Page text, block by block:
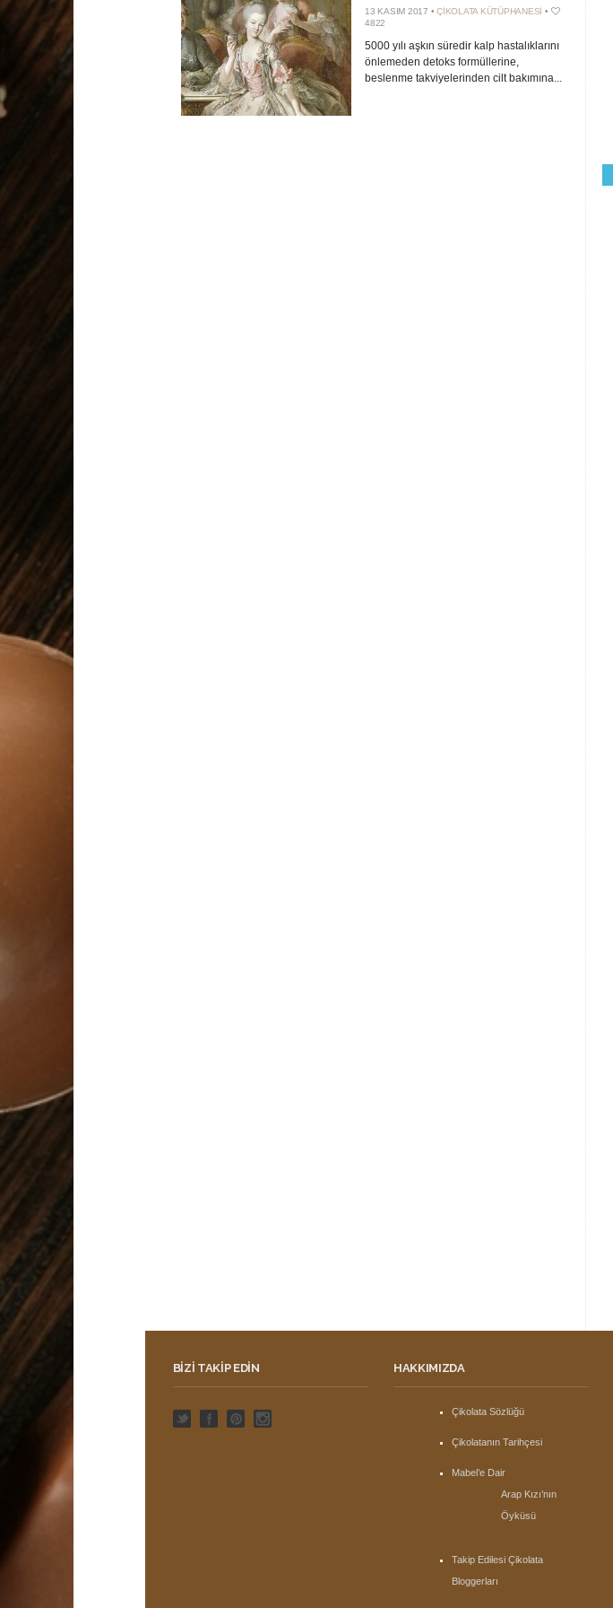
13 KASIM 2017 • ÇIKOLATA KÜTÜPHANESI •
4822
5000 yılı aşkın süredir kalp hastalıklarını
önlemeden detoks formüllerine,
beslenme takviyelerinden cilt bakımına...
BIZI TAKIP EDIN HAKKIMIZDA
Çikolata Sözlüğü
Çikolatanın Tarihçesi
Mabel’e Dair
Arap Kızı’nın
Öyküsü
Takip Edilesi Çikolata
Bloggerları